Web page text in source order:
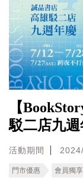
【
駁二店九
活動期間
門市優惠 會員獨享